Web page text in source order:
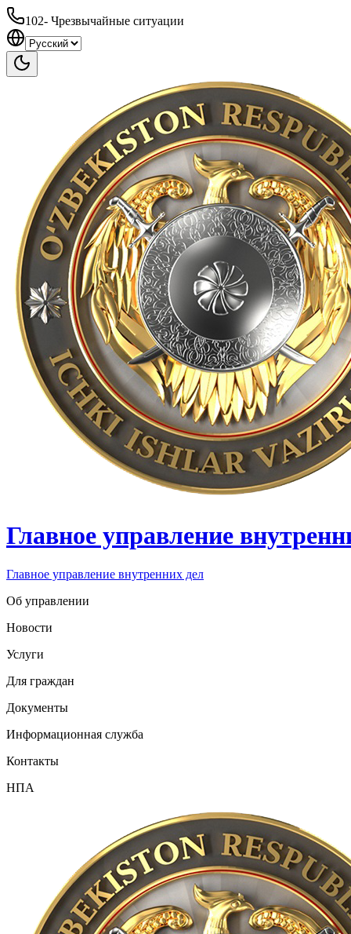
102- Чрезвычайные ситуации
Главное управление
Главное управление внутренних дел
Об управлении
Новости
Услуги
Для граждан
Документы
Информационная служба
Контакты
НПА